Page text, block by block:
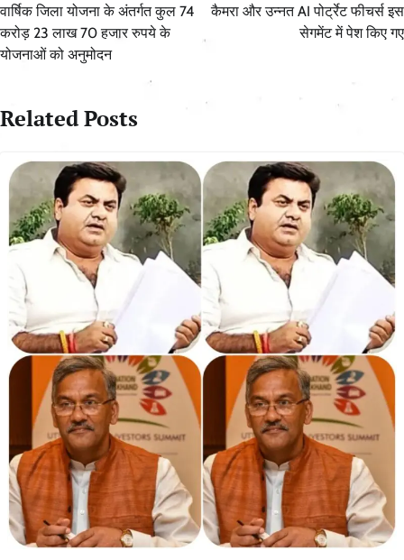
वार्षिक जिला योजना के अंतर्गत कुल 74
करोड़ 23 लाख 70 हजार रुपये के
योजनाओं को अनुमोदन
कैमरा और उन्नत AI पोर्ट्रेट फीचर्स इस
सेगमेंट में पेश किए गए
Related Posts